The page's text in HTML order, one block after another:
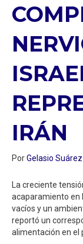
IRÁN
PorGelasio Suárez
La creciente
acaparamiento en
vacíos y un
reportó un
alimentación en el